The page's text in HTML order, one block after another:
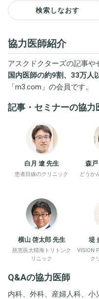
検索しなおす
協力医師紹介
アスクドクターズの記事や
国内医師の約9割、33万人
「m3.com 」の会員です。
記事・セミナーの協力
白月 遼 先生
患者目線のクリニック
森
どうか
横山 啓太郎 先生
慈恵医大晴海トリトンク
リニック
堤
VISION
ク
Q&Aの協力医師
内科、外科、産婦人科、